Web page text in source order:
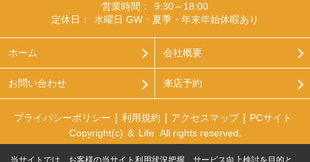
営業時間：
9:30～18:00
定休日：
水曜日 GW・夏季・年末年始休暇あり
ホーム 会社概要
お問い合わせ 来店予約
プライバシーポリシー 利用規約 アクセスマップ
PCサイト
Copyright(c) ＆ Life All rights reserved.
当サイトでは、お客様の当サイト利用状況把握、サービス向上検討を目的と